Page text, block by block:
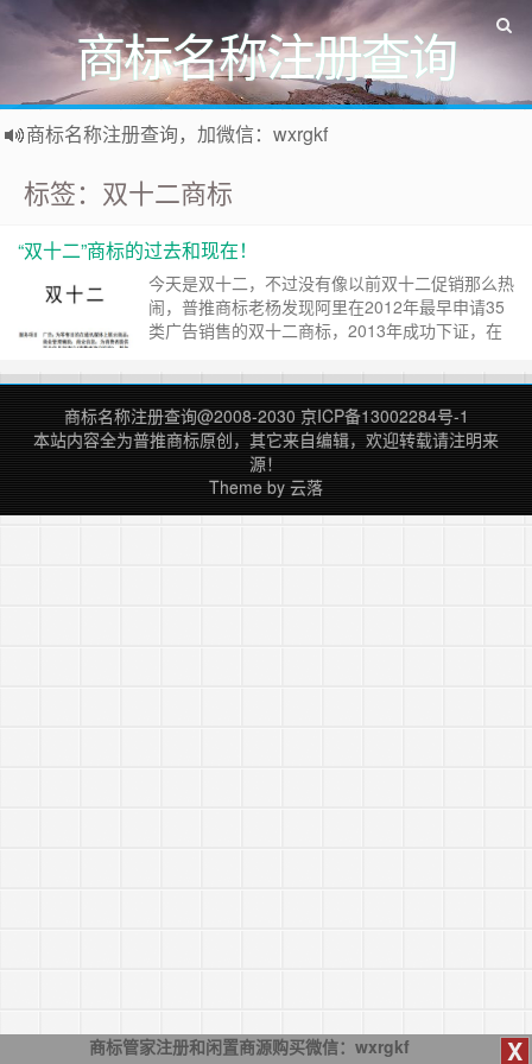
商标名称注册查询
商标名称注册查询，加微信：wxrgkf
标签：双十二商标
“双十二”商标的过去和现在！
今天是双十二，不过没有像以前双十二促销那么热
闹，普推商标老杨发现阿里在2012年最早申请35
类广告销售的双十二商标，2013年成功下证，在
间经历多次撤三申请、无效宣告等。不过阿里又在
2021年时又申请新的双十二的商标，并已成功下
证，这个新的35类双十二商标还是有效的。 多么
大的公司商标也会被撤三或……继续阅读 »
商标名称注册查询@2008-2030 京ICP备13002284号-1
本站内容全为普推商标原创，其它来自编辑，欢迎转载请注明来
源！
Theme by 云落
X
商标管家注册和闲置商源购买微信：wxrgkf